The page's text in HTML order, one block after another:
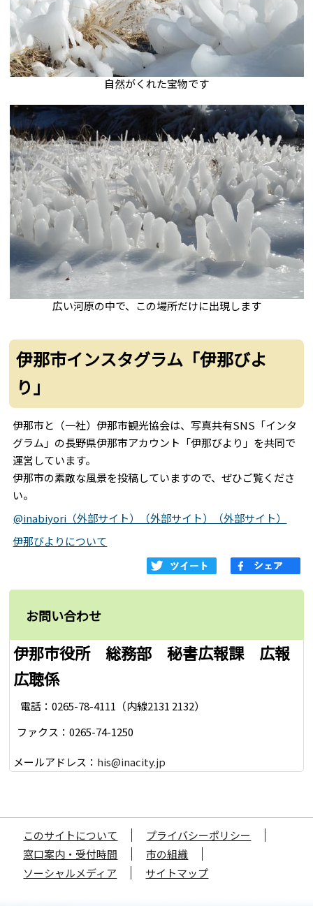
自然がくれた宝物です
広い河原の中で、この場所だけに出現します
伊那市インスタグラム「伊那びよ
り」
伊那市と（一社）伊那市観光協会は、写真共有SNS「インタ
グラム」の長野県伊那市アカウント「伊那びより」を共同で
運営しています。
伊那市の素敵な風景を投稿していますので、ぜひご覧くださ
い。
@inabiyori（外部サイト）（外部サイト）（外部サイト）
伊那びよりについて
お問い合わせ
伊那市役所 総務部 秘書広報課 広報
広聴係
電話：0265-78-4111（内線2131 2132）
ファクス：0265-74-1250
メールアドレス： his@inacity.jp
このサイトについて
プライバシーポリシー
窓口案内・受付時間
市の組織
ソーシャルメディア
サイトマップ